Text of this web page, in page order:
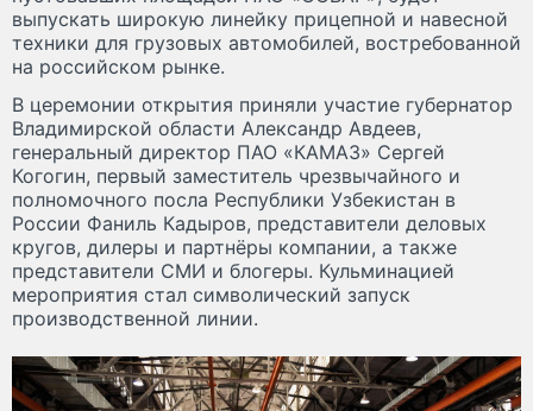
выпускать широкую линейку прицепной и навесной
техники для грузовых автомобилей, востребованной
на российском рынке.
В церемонии открытия приняли участие губернатор
Владимирской области Александр Авдеев,
генеральный директор ПАО «КАМАЗ» Сергей
Когогин, первый заместитель чрезвычайного и
полномочного посла Республики Узбекистан в
России Фаниль Кадыров, представители деловых
кругов, дилеры и партнёры компании, а также
представители СМИ и блогеры. Кульминацией
мероприятия стал символический запуск
производственной линии.